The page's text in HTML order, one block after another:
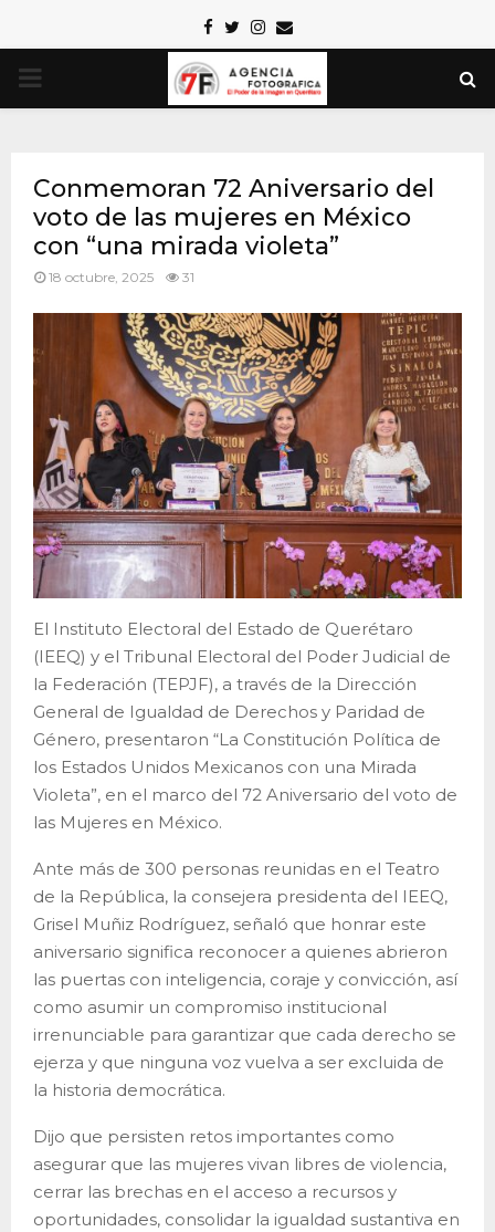
Facebook
TwitterInstagram
Email
PRIMARY
Conmemoran 72 Aniversario del
voto de las mujeres en México
con “una mirada violeta”
18 octubre, 2025 31
El Instituto Electoral del Estado de Querétaro
(IEEQ) y el Tribunal Electoral del Poder Judicial de
la Federación (TEPJF), a través de la Dirección
General de Igualdad de Derechos y Paridad de
Género, presentaron “La Constitución Política de
los Estados Unidos Mexicanos con una Mirada
Violeta”, en el marco del 72 Aniversario del voto de
las Mujeres en México.
Ante más de 300 personas reunidas en el Teatro
de la República, la consejera presidenta del IEEQ,
Grisel Muñiz Rodríguez, señaló que honrar este
aniversario significa reconocer a quienes abrieron
las puertas con inteligencia, coraje y convicción, así
como asumir un compromiso institucional
irrenunciable para garantizar que cada derecho se
ejerza y que ninguna voz vuelva a ser excluida de
la historia democrática.
Dijo que persisten retos importantes como
asegurar que las mujeres vivan libres de violencia,
cerrar las brechas en el acceso a recursos y
oportunidades, consolidar la igualdad sustantiva en